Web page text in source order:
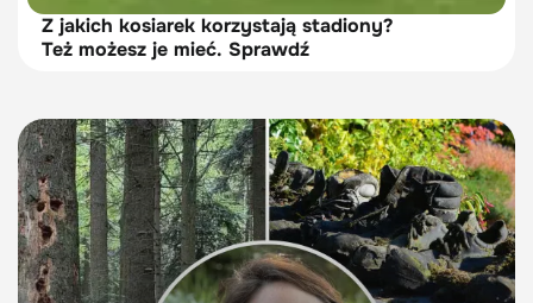
Z jakich kosiarek korzystają stadiony?
Też możesz je mieć. Sprawdź